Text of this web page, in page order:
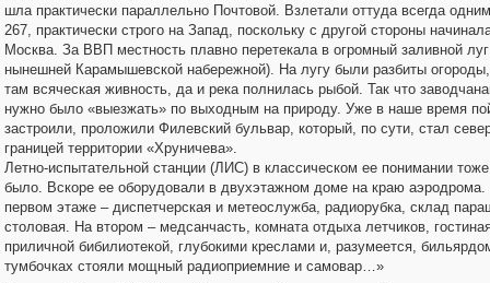
шла практически параллельно Почтовой. Взлетали оттуда всегда
267, практически строго на Запад, поскольку с другой стороны
Москва. За ВВП местность плавно перетекала в огромный заливной
нынешней Карамышевской набережной). На лугу были разбиты
там всяческая живность, да и река полнилась рыбой. Так что
нужно было «выезжать» по выходным на природу. Уже в наше время
застроили, проложили Филевский бульвар, который, по сути, стал
границей территории «Хруничева».
Летно-испытательной станции (ЛИС) в классическом ее понимании
было. Вскоре ее оборудовали в двухэтажном доме на краю аэродрома.
первом этаже – диспетчерская и метеослужба, радиорубка, склад
столовая. На втором – медсанчасть, комната отдыха летчиков,
приличной бибилиотекой, глубокими креслами и, разумеется,
тумбочках стояли мощный радиоприемние и самовар…»